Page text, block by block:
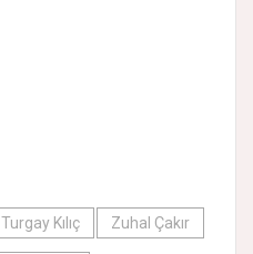
Turgay Kılıç Zuhal Çakır